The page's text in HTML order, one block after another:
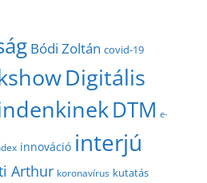
Bódi Zoltán covid-19
Digitális
DTM e-
innováció interjú
Arthur koronavírus kutatás